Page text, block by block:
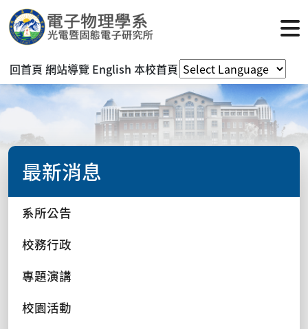
回首頁 網站導覽 English 本校首頁
最新消息
系所公告
校務行政
專題演講
校園活動